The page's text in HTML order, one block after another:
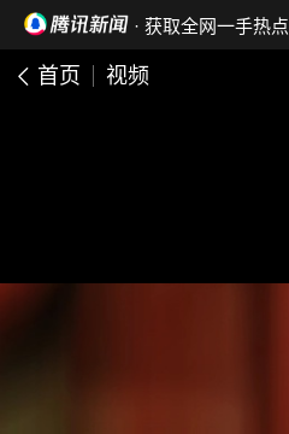
· 获取全网一手热点
首页 视频